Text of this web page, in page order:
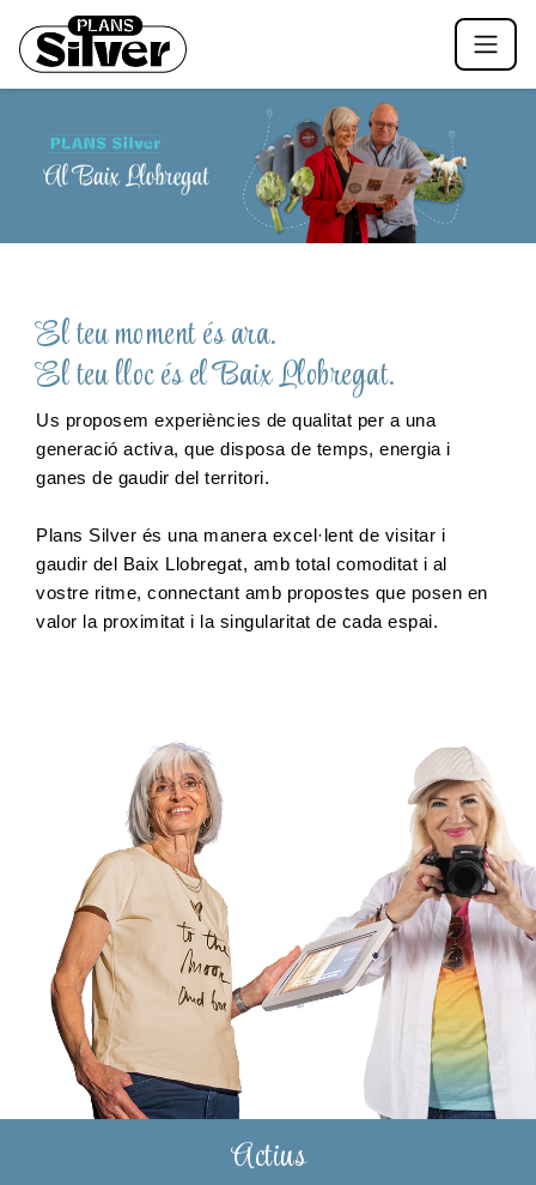
El teu moment és ara.
El teu lloc és el Baix Llobregat.
Us proposem experiències de qualitat per a una
generació activa, que disposa de temps, energia i
ganes de gaudir del territori.
Plans Silver és una manera excel·lent de visitar i
gaudir del Baix Llobregat, amb total comoditat i al
vostre ritme, connectant amb propostes que posen en
valor la proximitat i la singularitat de cada espai.
Actius